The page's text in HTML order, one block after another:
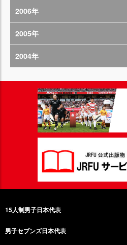
2006年
2005年
2004年
15人制男子日本代表
男子セブンズ日本代表